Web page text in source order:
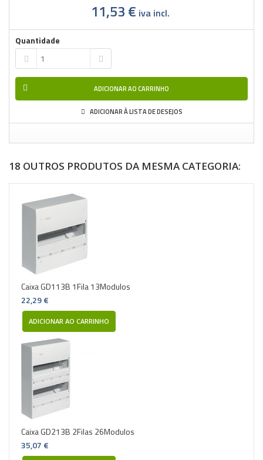
11,53 € iva incl.
Quantidade
ADICIONAR AO CARRINHO
ADICIONAR À LISTA DE DESEJOS
18 OUTROS PRODUTOS DA MESMA CATEGORIA:
Caixa GD113B 1Fila 13Modulos
22,29 €
ADICIONAR AO CARRINHO
Caixa GD213B 2Filas 26Modulos
35,07 €